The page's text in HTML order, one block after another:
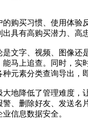
购买习惯、使用体
具有高购买潜力、高
文字、视频、图像
马上追查。同时，
元素分类查询导出，
地降低了管理难度
、删除好友、发送
信息数据安全。